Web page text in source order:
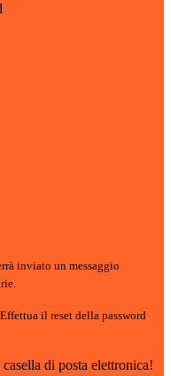
inviato un messaggio
il reset della password
di posta elettronica!